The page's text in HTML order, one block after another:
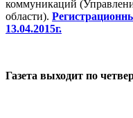
коммуникаций
области).
13.04.2015г.
Газета выходит по